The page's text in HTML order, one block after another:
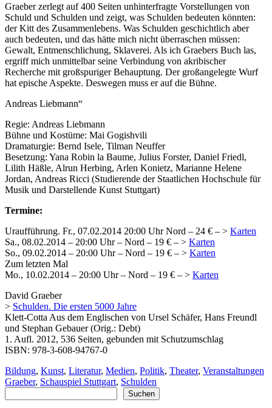
Graeber zerlegt auf 400 Seiten unhinterfragte Vorstellungen von
Schuld und Schulden und zeigt, was Schulden bedeuten könnten:
der Kitt des Zusammenlebens. Was Schulden geschichtlich aber
auch bedeuten, und das hätte mich nicht überraschen müssen:
Gewalt, Entmenschlichung, Sklaverei. Als ich Graebers Buch las,
ergriff mich unmittelbar seine Verbindung von akribischer
Recherche mit großspuriger Behauptung. Der großangelegte Wurf
hat epische Aspekte. Deswegen muss er auf die Bühne.
Andreas Liebmann“
Regie: Andreas Liebmann
Bühne und Kostüme: Mai Gogishvili
Dramaturgie: Bernd Isele, Tilman Neuffer
Besetzung: Yana Robin la Baume, Julius Forster, Daniel Friedl,
Lilith Häßle, Alrun Herbing, Arlen Konietz, Marianne Helene
Jordan, Andreas Ricci (Studierende der Staatlichen Hochschule für
Musik und Darstellende Kunst Stuttgart)
Termine:
Uraufführung. Fr., 07.02.2014 20:00 Uhr Nord – 24 € – > Karten
Sa., 08.02.2014 – 20:00 Uhr – Nord – 19 € – > Karten
So., 09.02.2014 – 20:00 Uhr – Nord – 19 € – > Karten
Zum letzten Mal
Mo., 10.02.2014 – 20:00 Uhr – Nord – 19 € – > Karten
David Graeber
> Schulden. Die ersten 5000 Jahre
Klett-Cotta Aus dem Englischen von Ursel Schäfer, Hans Freundl
und Stephan Gebauer (Orig.: Debt)
1. Aufl. 2012, 536 Seiten, gebunden mit Schutzumschlag
ISBN: 978-3-608-94767-0
Bildung, Kunst, Literatur, Medien, Politik, Theater, Veranstaltungen
Graeber, Schauspiel Stuttgart, Schulden
Suchen